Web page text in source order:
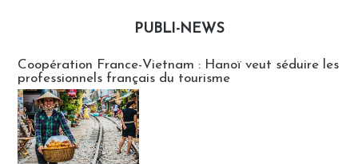
PUBLI-NEWS
Coopération France-Vietnam : Hanoï veut séduire les
professionnels français du tourisme